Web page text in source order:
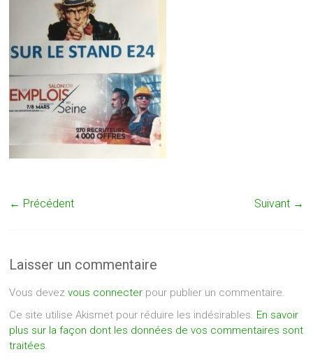
← Précédent Suivant →
Laisser un commentaire
Vous devezvous connecter pour publier un commentaire.
Ce site utilise Akismet pour réduire les indésirables. En savoir
plus sur la façon dont les données de vos commentaires sont
traitées.